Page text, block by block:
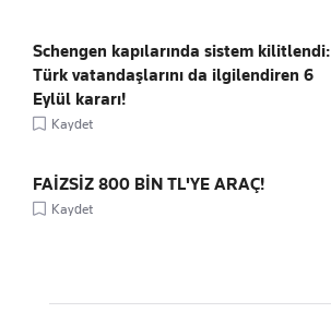
Schengen kapılarında sistem kilitlendi:
Türk vatandaşlarını da ilgilendiren 6
Eylül kararı!
Kaydet
FAİZSİZ 800 BİN TL'YE ARAÇ!
Kaydet